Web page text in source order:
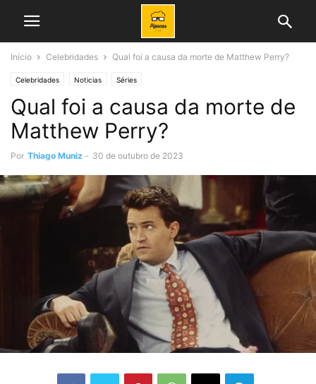
Início Celebridades Qual foi a causa da morte de Matthew Perry?
Celebridades Noticias Séries
Qual foi a causa da morte de
Matthew Perry?
Por Thiago Muniz - 30 de outubro de 2023